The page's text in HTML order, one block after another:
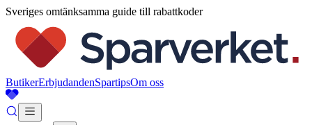
Sveriges omtänksamma guide till rabattkoder
ButikerErbjudandenSpartipsOm oss